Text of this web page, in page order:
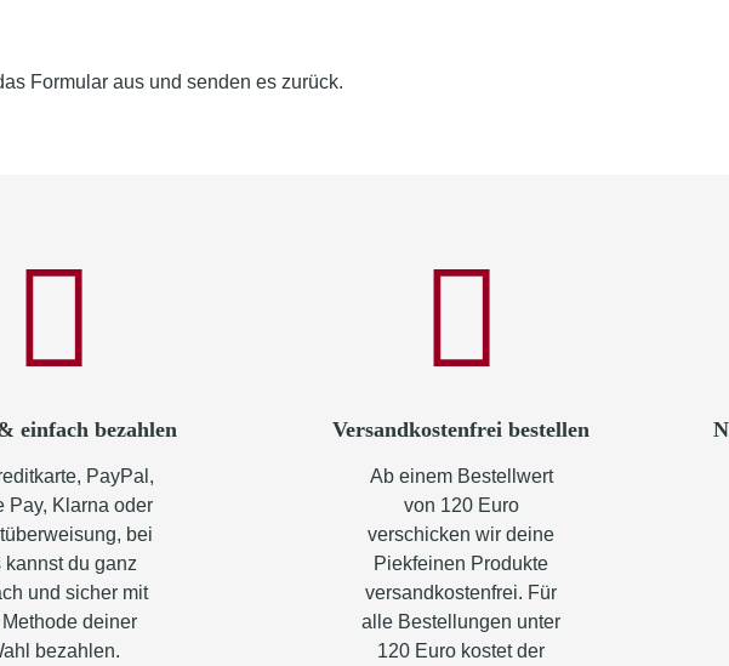
Formular aus und senden es zurück.
einfach bezahlen
PayPal,
Pay, Klarna oder
bei
kannst du ganz
und sicher mit
deiner
bezahlen.
Versandkostenfrei bestellen
Ab einem Bestellwert
von 120 Euro
verschicken wir deine
Piekfeinen Produkte
versandkostenfrei. Für
alle Bestellungen unter
120 Euro kostet der